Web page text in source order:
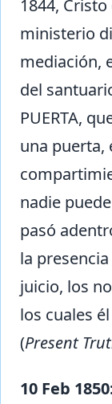
1844,
ministerio
mediación,
del
PUERTA,
una puerta,
nadie
pasó
la
juicio, los
los cuales
(Present
10 Feb